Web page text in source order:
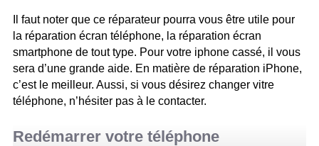
Il faut noter que ce réparateur pourra vous être utile pour
la réparation écran téléphone, la réparation écran
smartphone de tout type. Pour votre iphone cassé, il vous
sera d’une grande aide. En matière de réparation iPhone,
c’est le meilleur. Aussi, si vous désirez changer vitre
téléphone, n’hésiter pas à le contacter.
Redémarrer votre téléphone